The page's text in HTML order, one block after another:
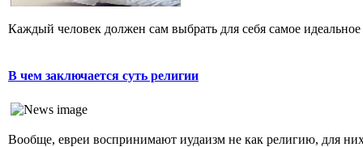
Каждый человек должен сам выбрать для себя самое
В чем заключается суть религии
Вообще, евреи воспринимают иудаизм не как религию, для